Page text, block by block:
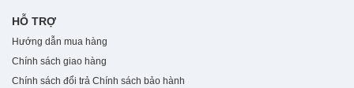
HỖ TRỢ
Hướng dẫn mua hàng
Chính sách giao hàng
Chính sách đổi trả Chính sách bảo hành